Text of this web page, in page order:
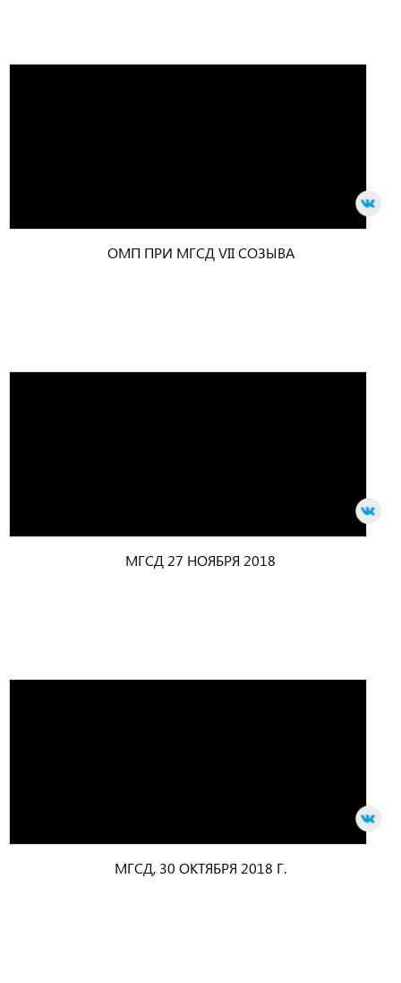
ОМП ПРИ МГСД VII СОЗЫВА
МГСД 27 НОЯБРЯ 2018
МГСД, 30 ОКТЯБРЯ 2018 Г.